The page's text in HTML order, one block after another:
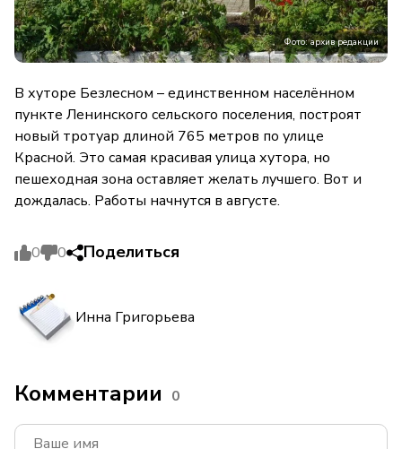
Фото: архив редакции
В хуторе Безлесном – единственном населённом
пункте Ленинского сельского поселения, построят
новый тротуар длиной 765 метров по улице
Красной. Это самая красивая улица хутора, но
пешеходная зона оставляет желать лучшего. Вот и
дождалась. Работы начнутся в августе.
0 0 Поделиться
Инна Григорьева
Комментарии 0